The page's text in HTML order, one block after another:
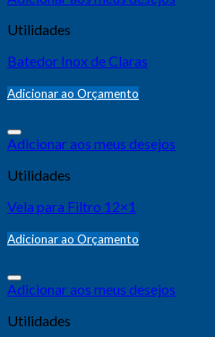
Utilidades
Batedor Inox de Claras
Adicionar ao Orçamento
Adicionar aos meus desejos
Utilidades
Vela para Filtro 12×1
Adicionar ao Orçamento
Adicionar aos meus desejos
Utilidades